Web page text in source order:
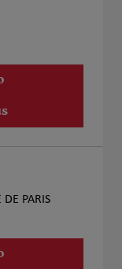
PARIS